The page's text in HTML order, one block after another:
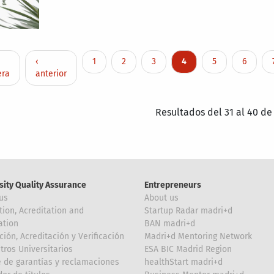
Previous page
‹
anterior
Page
1 Page
2 Page
3 Current page
4 Page
5 Page
6
Resultados del 31 al 40 de
Quality Assurance
Acreditation and
Acreditación y Verificación
Universitarios
de garantías y reclamaciones
Entrepreneurs
About us
Startup Radar madri+d
BAN madri+d
Madri+d Mentoring Network
ESA BIC Madrid Region
healthStart madri+d